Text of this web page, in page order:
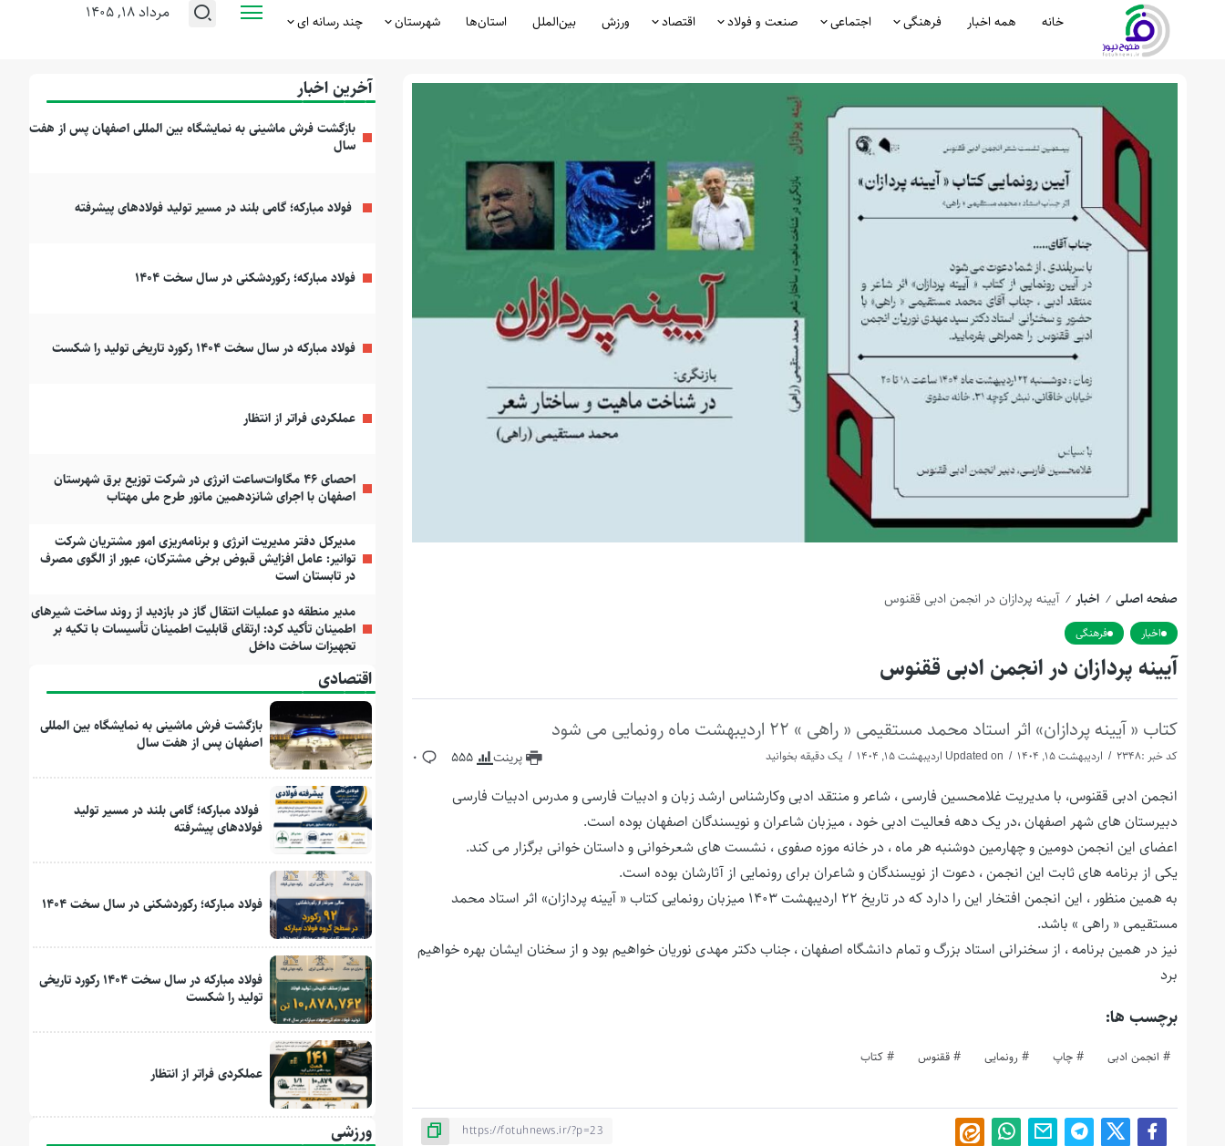
خانه همه اخبار فرهنگی اجتماعی صنعت و فولاد اقتصاد ورزش بین‌الملل استان‌ها شهرستان چند رسانه ای مرداد ۱۸, ۱۴۰۵
صفحه اصلی / اخبار / آیینه پردازان در انجمن ادبی ققنوس
اخبار فرهنگی
آیینه پردازان در انجمن ادبی ققنوس
کتاب « آیینه پردازان» اثر استاد محمد مستقیمی « راهی » ۲۲ اردیبهشت ماه رونمایی می شود
کد خبر :2348 اردیبهشت 15, 1404 یک دقیقه بخوانید پرینت 555
0
انجمن ادبی ققنوس، با مدیریت غلامحسین فارسی ، شاعر و منتقد ادبی وکارشناس ارشد زبان و ادبیات فارسی و مدرس ادبیات فارسی
دبیرستان های شهر اصفهان ،در یک دهه فعالیت ادبی خود ، میزبان شاعران و نویسندگان اصفهان بوده است.
اعضای این انجمن دومین و چهارمین دوشنبه هر ماه ، در خانه موزه صفوی ، نشست های شعرخوانی و داستان خوانی برگزار می کند.
یکی از برنامه های ثابت این انجمن ، دعوت از نویسندگان و شاعران برای رونمایی از آثارشان بوده است.
به همین منظور ، این انجمن افتخار این را دارد که در تاریخ ۲۲ اردیبهشت ۱۴۰۳ میزبان رونمایی کتاب « آیینه پردازان» اثر استاد محمد
مستقیمی « راهی » باشد.
نیز در همین برنامه ، از سخنرانی استاد بزرگ و تمام دانشگاه اصفهان ، جناب دکتر مهدی نوریان خواهیم بود و از سخنان ایشان بهره خواهیم
برد
برچسب ها:
انجمن ادبی چاپ رونمایی ققنوس کتاب
آخرین اخبار
بازگشت فرش ماشینی به نمایشگاه بین المللی اصفهان پس از هفت
سال
فولاد مبارکه؛ گامی بلند در مسیر تولید فولادهای پیشرفته
فولاد مبارکه؛ رکوردشکنی در سال سخت ۱۴۰۴
فولاد مبارکه در سال سخت ۱۴۰۴ رکورد تاریخی تولید را شکست
عملکردی فراتر از انتظار
احصای ۴۶ مگاوات‌ساعت انرژی در شرکت توزیع برق شهرستان
اصفهان با اجرای شانزدهمین مانور طرح ملی مهتاب
مدیرکل دفتر مدیریت انرژی و برنامه‌ریزی امور مشتریان شرکت
توانیر: عامل افزایش قبوض برخی مشترکان، عبور از الگوی مصرف
در تابستان است
مدیر منطقه دو عملیات انتقال گاز در بازدید از روند ساخت شیرهای
اطمینان تأکید کرد: ارتقای قابلیت اطمینان تأسیسات با تکیه بر
تجهیزات ساخت داخل
اقتصادی
بازگشت فرش ماشینی به نمایشگاه بین المللی
اصفهان پس از هفت سال
فولاد مبارکه؛ گامی بلند در مسیر تولید
فولادهای پیشرفته
فولاد مبارکه؛ رکوردشکنی در سال سخت ۱۴۰۴
فولاد مبارکه در سال سخت ۱۴۰۴ رکورد تاریخی
تولید را شکست
عملکردی فراتر از انتظار
ورزشی